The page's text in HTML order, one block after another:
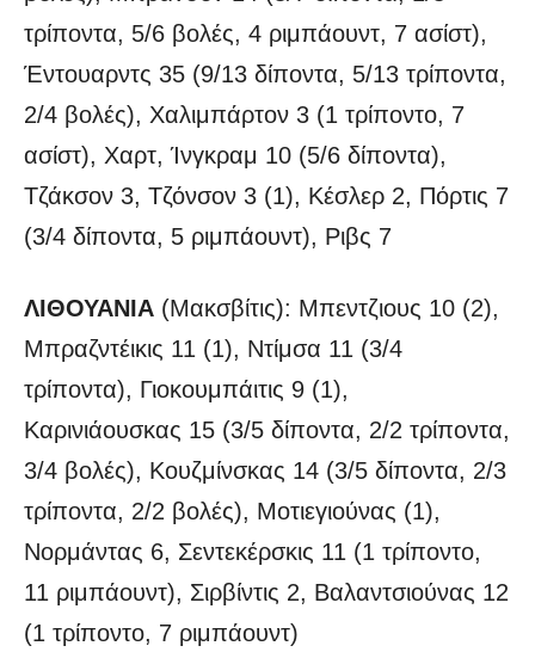
τρίποντα, 5/6 βολές, 4 ριμπάουντ, 7 ασίστ),
Έντουαρντς 35 (9/13 δίποντα, 5/13 τρίποντα,
2/4 βολές), Χαλιμπάρτον 3 (1 τρίποντο, 7
ασίστ), Χαρτ, Ίνγκραμ 10 (5/6 δίποντα),
Τζάκσον 3, Τζόνσον 3 (1), Κέσλερ 2, Πόρτις 7
(3/4 δίποντα, 5 ριμπάουντ), Ριβς 7
ΛΙΘΟΥΑΝΙΑ (Μακσβίτις): Μπεντζιους 10 (2),
Μπραζντέικις 11 (1), Ντίμσα 11 (3/4
τρίποντα), Γιοκουμπάιτις 9 (1),
Καρινιάουσκας 15 (3/5 δίποντα, 2/2 τρίποντα,
3/4 βολές), Κουζμίνσκας 14 (3/5 δίποντα, 2/3
τρίποντα, 2/2 βολές), Μοτιεγιούνας (1),
Νορμάντας 6, Σεντεκέρσκις 11 (1 τρίποντο,
11 ριμπάουντ), Σιρβίντις 2, Βαλαντσιούνας 12
(1 τρίποντο, 7 ριμπάουντ)